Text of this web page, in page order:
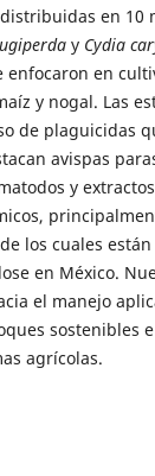
en 10
y Cydia
enfocaron en
y nogal. Las
de plaguicidas
avispas
y
los cuales
en México.
el manejo
sostenibles
agrícolas.